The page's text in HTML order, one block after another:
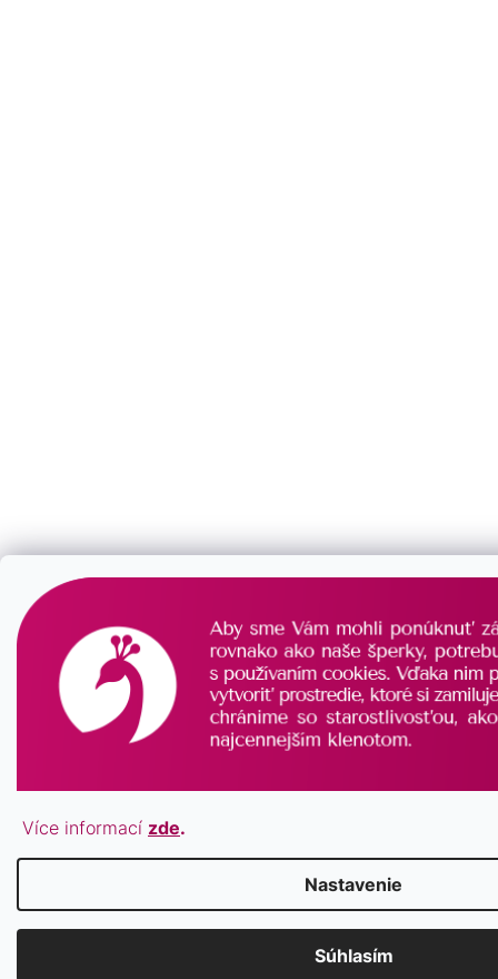
Více informací zde.
Nastavenie
Súhlasím